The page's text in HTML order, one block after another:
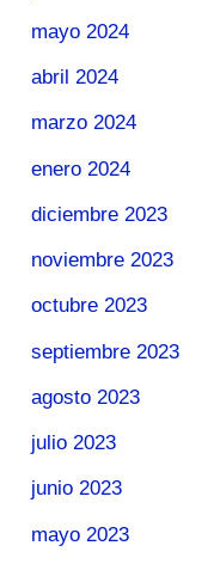
mayo 2024
abril 2024
marzo 2024
enero 2024
diciembre 2023
noviembre 2023
octubre 2023
septiembre 2023
agosto 2023
julio 2023
junio 2023
mayo 2023